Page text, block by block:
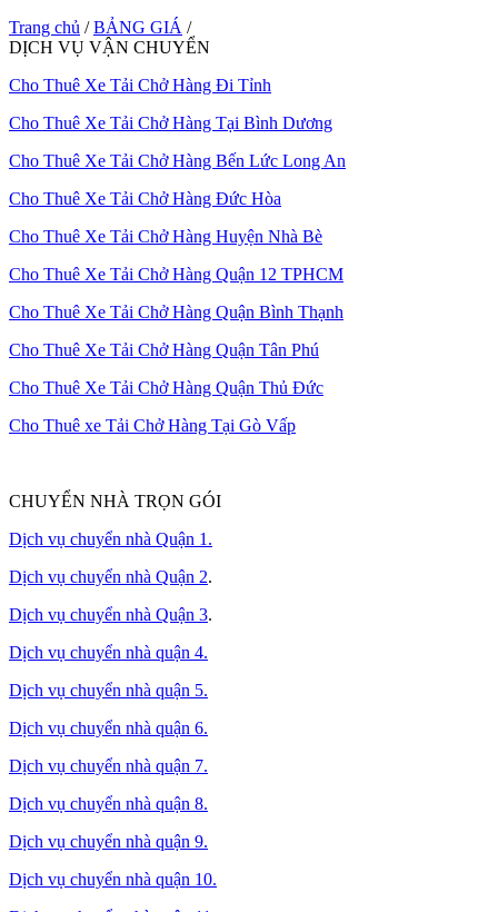
Trang chủ / BẢNG GIÁ /
DỊCH VỤ VẬN CHUYỂN
Cho Thuê Xe Tải Chở Hàng Đi Tỉnh
Cho Thuê Xe Tải Chở Hàng Tại Bình Dương
Cho Thuê Xe Tải Chở Hàng Bến Lức Long An
Cho Thuê Xe Tải Chở Hàng Đức Hòa
Cho Thuê Xe Tải Chở Hàng Huyện Nhà Bè
Cho Thuê Xe Tải Chở Hàng Quận 12 TPHCM
Cho Thuê Xe Tải Chở Hàng Quận Bình Thạnh
Cho Thuê Xe Tải Chở Hàng Quận Tân Phú
Cho Thuê Xe Tải Chở Hàng Quận Thủ Đức
Cho Thuê xe Tải Chở Hàng Tại Gò Vấp
CHUYỂN NHÀ TRỌN GÓI
Dịch vụ chuyển nhà Quận 1.
Dịch vụ chuyển nhà Quận 2.
Dịch vụ chuyển nhà Quận 3.
Dịch vụ chuyển nhà quận 4.
Dịch vụ chuyển nhà quận 5.
Dịch vụ chuyển nhà quận 6.
Dịch vụ chuyển nhà quận 7.
Dịch vụ chuyển nhà quận 8.
Dịch vụ chuyển nhà quận 9.
Dịch vụ chuyển nhà quận 10.